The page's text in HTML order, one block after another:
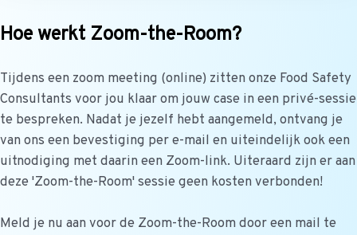
Hoe werkt Zoom-the-Room?
Tijdens een zoom meeting (online) zitten onze Food Safety
Consultants voor jou klaar om jouw case in een privé-sessie
te bespreken. Nadat je jezelf hebt aangemeld, ontvang je
van ons een bevestiging per e-mail en uiteindelijk ook een
uitnodiging met daarin een Zoom-link. Uiteraard zijn er aan
deze 'Zoom-the-Room' sessie geen kosten verbonden!
Meld je nu aan voor de Zoom-the-Room door een mail te